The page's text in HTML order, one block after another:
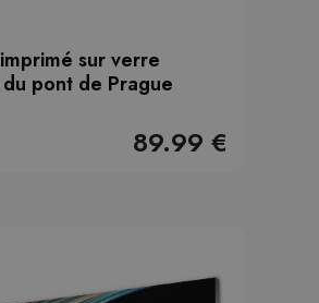
sur verre
du pont de Prague
89.99 €